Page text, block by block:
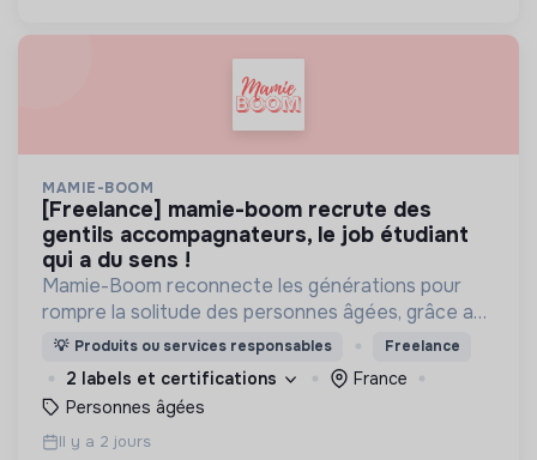
MAMIE-BOOM
[freelance] mamie-boom recrute des
gentils accompagnateurs, le job étudiant
qui a du sens !
Mamie-Boom reconnecte les générations pour
rompre la solitude des personnes âgées, grâce aux
visites d'étudiants chaque semaine.
💡 Produits ou services responsables Freelance
2 labels et certifications
France
Personnes âgées
Il y a 2 jours